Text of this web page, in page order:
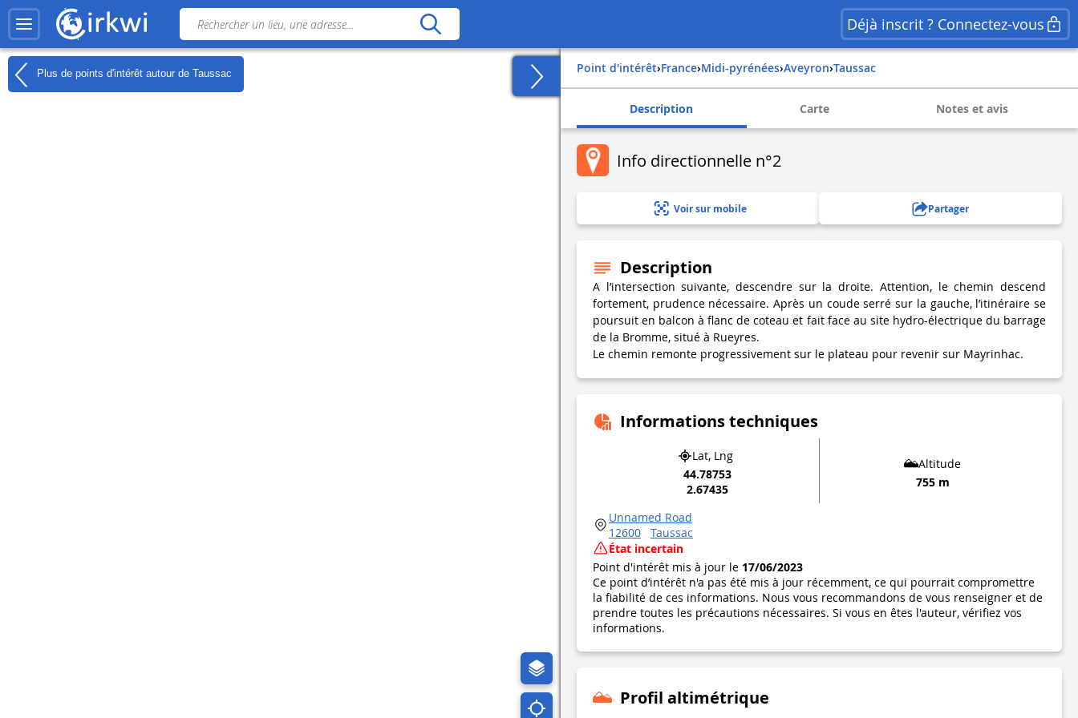
Déjà inscrit ? Connectez-vous
Plus de points d'intérêt autour de Taussac Point d'intérêt› france› midi-pyrénées› aveyron› taussac
Description Carte Notes et avis
Info directionnelle n°2
Voir sur mobile Partager
Description
A l’intersection suivante, descendre sur la droite. Attention, le chemin descend
fortement, prudence nécessaire. Après un coude serré sur la gauche, l’itinéraire se
poursuit en balcon à flanc de coteau et fait face au site hydro-électrique du barrage
de la Bromme, situé à Rueyres.
Le chemin remonte progressivement sur le plateau pour revenir sur Mayrinhac.
Informations techniques
Lat, Lng
44.78753
2.67435
Altitude
755 m
Unnamed Road
12600
Taussac
État incertain
Point d'intérêt mis à jour le 17/06/2023
Ce point d’intérêt n'a pas été mis à jour récemment, ce qui pourrait compromettre
la fiabilité de ces informations. Nous vous recommandons de vous renseigner et de
prendre toutes les précautions nécessaires. Si vous en êtes l'auteur, vérifiez vos
informations.
Profil altimétrique